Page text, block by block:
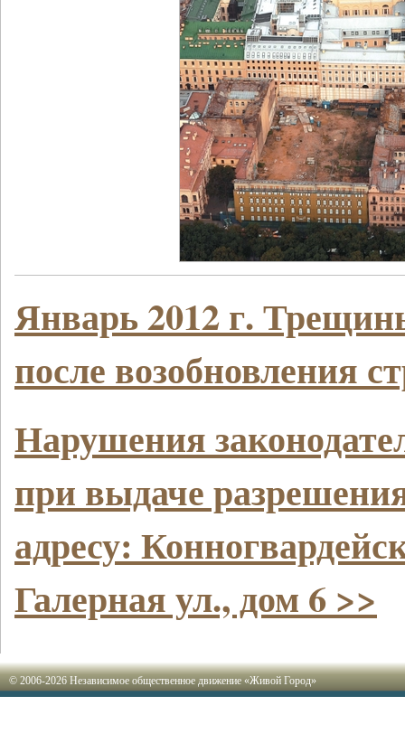
Январь 2012 г.
после возобновления
Нарушения
при выдаче
адресу:
Галерная ул., дом 6 >>
© 2006-2026 Независимое общественное движение «Живой Город»